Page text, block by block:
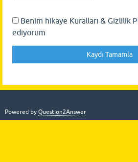
Benim hikaye Kuralları & Gizlilik
ediyorum
Powered by Question2Answer